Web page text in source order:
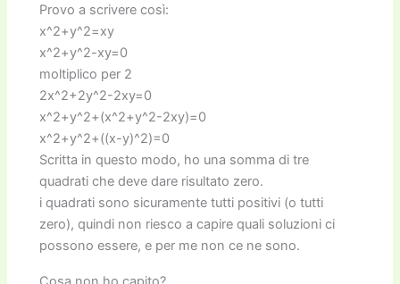
Provo a scrivere così:
x^2+y^2=xy
x^2+y^2-xy=0
moltiplico per 2
2x^2+2y^2-2xy=0
x^2+y^2+(x^2+y^2-2xy)=0
x^2+y^2+((x-y)^2)=0
Scritta in questo modo, ho una somma di tre
quadrati che deve dare risultato zero.
i quadrati sono sicuramente tutti positivi (o tutti
zero), quindi non riesco a capire quali soluzioni ci
possono essere, e per me non ce ne sono.